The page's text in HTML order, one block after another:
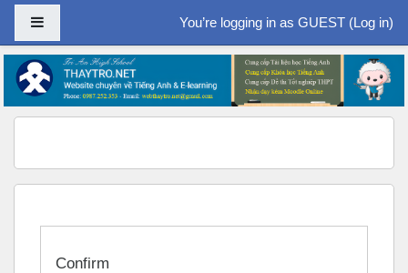
Skip to main content
You’re logging in as GUEST (Log in)
Confirm